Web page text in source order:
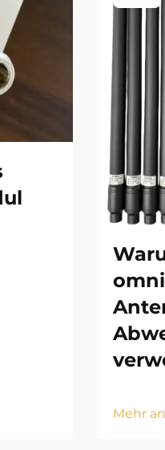
Mehr